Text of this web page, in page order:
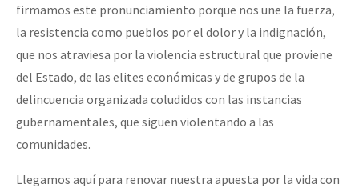
firmamos este pronunciamiento porque nos une la fuerza,
la resistencia como pueblos por el dolor y la indignación,
que nos atraviesa por la violencia estructural que proviene
del Estado, de las elites económicas y de grupos de la
delincuencia organizada coludidos con las instancias
gubernamentales, que siguen violentando a las
comunidades.
Llegamos aquí para renovar nuestra apuesta por la vida con